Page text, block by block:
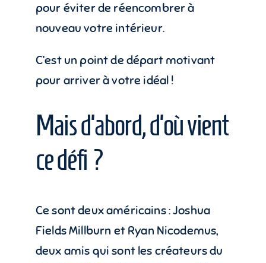
pour éviter de réencombrer à
nouveau votre intérieur.
C’est un point de départ motivant
pour arriver à votre idéal !
Mais d’abord, d’où vient
ce défi ?
Ce sont deux américains : Joshua
Fields Millburn et Ryan Nicodemus,
deux amis qui sont les créateurs du